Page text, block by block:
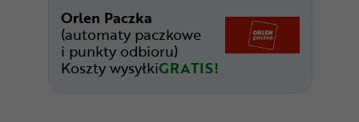
Orlen Paczka
(automaty paczkowe
i punkty odbioru)
Koszty wysyłkiGRATIS!